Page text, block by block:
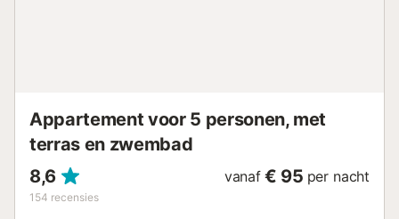
Appartement voor 5 personen, met
terras en zwembad
8,6
154 recensies
vanaf € 95 per nacht